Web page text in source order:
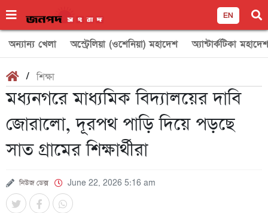
EN
অন্যান্য খেলা অস্ট্রেলিয়া (ওশেনিয়া) মহাদেশ অ্যান্টার্কটিকা মহাদেশ
/শিক্ষা
মধ্যনগরে মাধ্যমিক বিদ্যালয়ের দাবি
জোরালো, দূরপথ পাড়ি দিয়ে পড়ছে
সাত গ্রামের শিক্ষার্থীরা
নিউজ ডেক্স June 22, 2026 5:16 am